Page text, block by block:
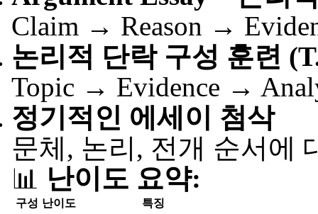
Claim → Reason →
논리적 단락 구성 훈련
Topic → Evidence →
정기적인 에세이 첨삭
문체, 논리, 전개 순서에
📊 난이도 요약:
구성 난이도
특징